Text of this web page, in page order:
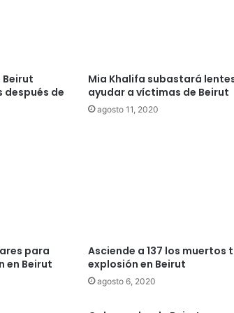
Beirut
de
Mia Khalifa subastará
ayudar a víctimas de Beirut
agosto 11, 2020
para
en Beirut
Asciende a 137 los muertos
explosión en Beirut
agosto 6, 2020